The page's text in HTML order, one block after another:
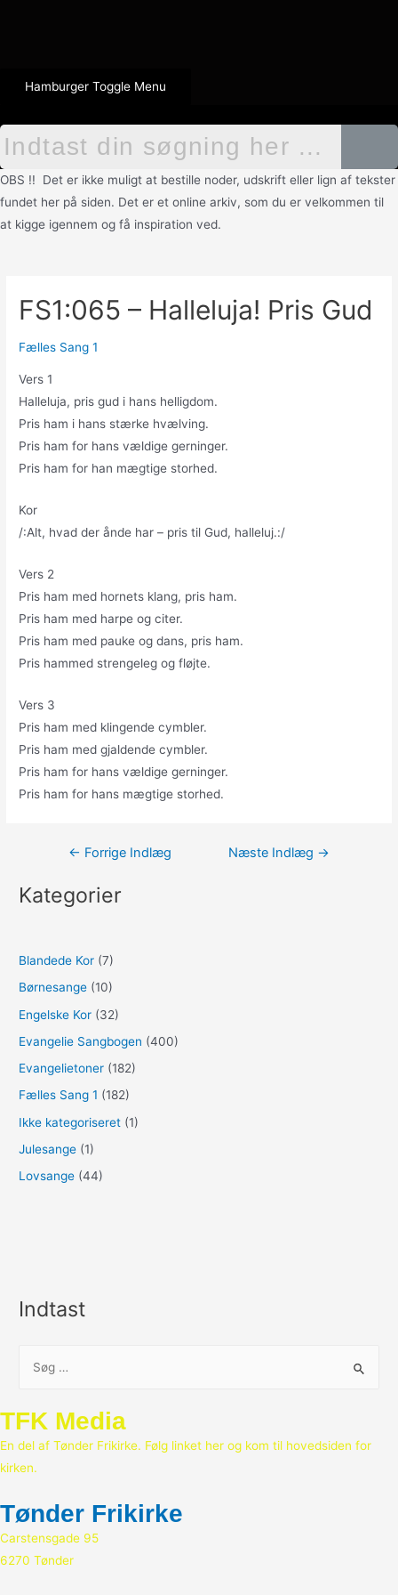
Hamburger Toggle Menu
OBS !! Det er ikke muligt at bestille noder, udskrift eller lign af tekster
fundet her på siden. Det er et online arkiv, som du er velkommen til
at kigge igennem og få inspiration ved.
FS1:065 – Halleluja! Pris Gud
Fælles Sang 1
Vers 1
Halleluja, pris gud i hans helligdom.
Pris ham i hans stærke hvælving.
Pris ham for hans vældige gerninger.
Pris ham for han mægtige storhed.
Kor
/:Alt, hvad der ånde har – pris til Gud, halleluj.:/
Vers 2
Pris ham med hornets klang, pris ham.
Pris ham med harpe og citer.
Pris ham med pauke og dans, pris ham.
Pris hammed strengeleg og fløjte.
Vers 3
Pris ham med klingende cymbler.
Pris ham med gjaldende cymbler.
Pris ham for hans vældige gerninger.
Pris ham for hans mægtige storhed.
Indlægsnavigation
← Forrige Indlæg Næste Indlæg →
Kategorier
Blandede Kor (7)
Børnesange (10)
Engelske Kor (32)
Evangelie Sangbogen (400)
Evangelietoner (182)
Fælles Sang 1 (182)
Ikke kategoriseret (1)
Julesange (1)
Lovsange (44)
Indtast
e
f
t
r
TFK Media
En del af Tønder Frikirke. Følg linket her og kom til hovedsiden for
kirken.
Tønder Frikirke
Carstensgade 95
6270 Tønder